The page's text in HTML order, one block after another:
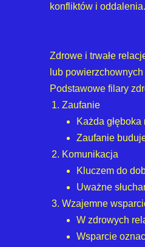
konfliktów i
Zdrowe i trwałe
lub
Podstawowe filary
Zaufanie
Każda
Zaufanie
Komunikacja
Kluczem do
Uważne
Wzajemne
W zdrowych
Wsparcie